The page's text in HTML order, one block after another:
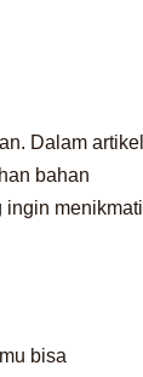
Dalam artikel
bahan
ingin menikmati
bisa